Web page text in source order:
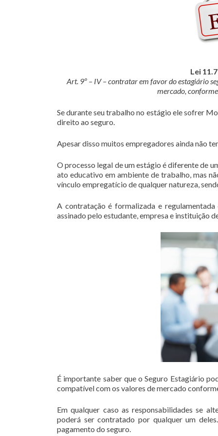
Lei
Art. 9º – IV – contratar em favor do estagiário
mercado,
Se durante seu trabalho no estágio ele sofrer
direito ao seguro.
Apesar disso muitos empregadores ainda não
O processo legal de um estágio é diferente de
ato educativo em ambiente de trabalho, mas
vínculo empregatício de qualquer natureza,
A contratação é formalizada e
assinado pelo estudante, empresa e instituição
É importante saber que o Seguro Estagiário
compatível com os valores de mercado
Em qualquer caso as responsabilidades se
poderá ser contratado por qualquer um
pagamento do seguro.